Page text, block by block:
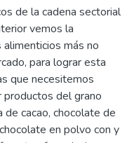
de la cadena sectorial
vemos la
más no
para lograr esta
que necesitemos
productos del grano
cacao, chocolate de
en polvo con y